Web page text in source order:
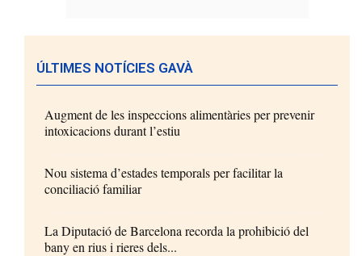
ÚLTIMES NOTÍCIES GAVÀ
Augment de les inspeccions alimentàries per prevenir
intoxicacions durant l’estiu
Nou sistema d’estades temporals per facilitar la
conciliació familiar
La Diputació de Barcelona recorda la prohibició del
bany en rius i rieres dels...